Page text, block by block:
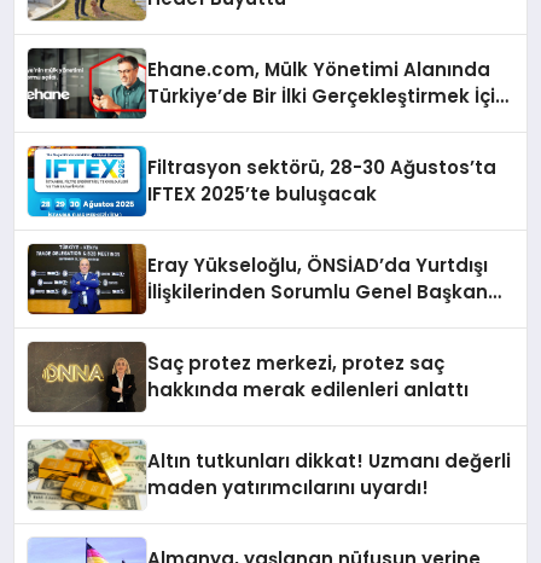
Ehane.com, Mülk Yönetimi Alanında
Türkiye’de Bir İlki Gerçekleştirmek İçin
Filtrasyon sektörü, 28-30 Ağustos’ta
IFTEX 2025’te buluşacak
Eray Yükseloğlu, ÖNSİAD’da Yurtdışı
İlişkilerinden Sorumlu Genel Başkan
Saç protez merkezi, protez saç
hakkında merak edilenleri anlattı
Altın tutkunları dikkat! Uzmanı değerli
maden yatırımcılarını uyardı!